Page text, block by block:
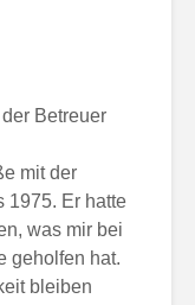
Betreuer
mit der
1975. Er hatte
was mir bei
geholfen hat.
bleiben